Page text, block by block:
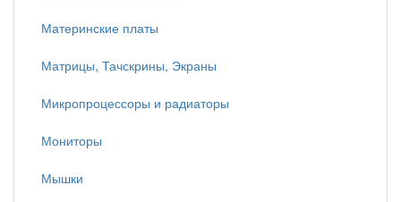
Материнские платы
Матрицы, Тачскрины, Экраны
Микропроцессоры и радиаторы
Мониторы
Мышки